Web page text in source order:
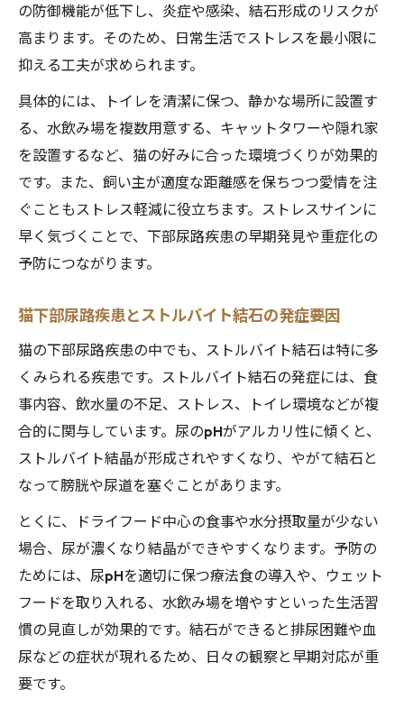
の防御機能が低下し、炎症や感染、結石形成のリスクが
高まります。そのため、日常生活でストレスを最小限に
抑える工夫が求められます。
具体的には、トイレを清潔に保つ、静かな場所に設置す
る、水飲み場を複数用意する、キャットタワーや隠れ家
を設置するなど、猫の好みに合った環境づくりが効果的
です。また、飼い主が適度な距離感を保ちつつ愛情を注
ぐこともストレス軽減に役立ちます。ストレスサインに
早く気づくことで、下部尿路疾患の早期発見や重症化の
予防につながります。
猫下部尿路疾患とストルバイト結石の発症要因
猫の下部尿路疾患の中でも、ストルバイト結石は特に多
くみられる疾患です。ストルバイト結石の発症には、食
事内容、飲水量の不足、ストレス、トイレ環境などが複
合的に関与しています。尿のpHがアルカリ性に傾くと、
ストルバイト結晶が形成されやすくなり、やがて結石と
なって膀胱や尿道を塞ぐことがあります。
とくに、ドライフード中心の食事や水分摂取量が少ない
場合、尿が濃くなり結晶ができやすくなります。予防の
ためには、尿pHを適切に保つ療法食の導入や、ウェット
フードを取り入れる、水飲み場を増やすといった生活習
慣の見直しが効果的です。結石ができると排尿困難や血
尿などの症状が現れるため、日々の観察と早期対応が重
要です。